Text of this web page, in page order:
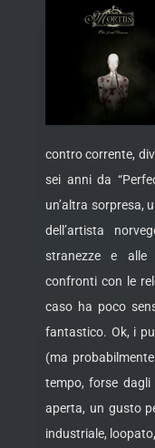
contro corrente,
sei anni da
un’altra sorpresa,
dell’artista
stranezze e alle
confronti con le
caso ha poco
fantastico. Ok, i
(ma
tempo, forse
aperta, un gusto
industriale,